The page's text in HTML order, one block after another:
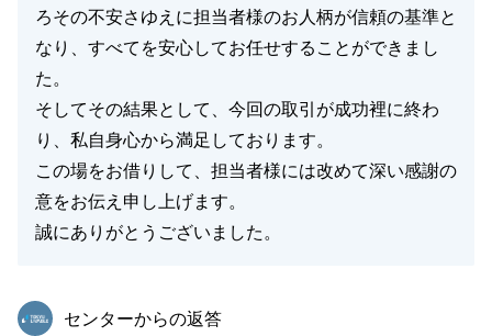
ろその不安さゆえに担当者様のお人柄が信頼の基準と
なり、すべてを安心してお任せすることができまし
た。
そしてその結果として、今回の取引が成功裡に終わ
り、私自身心から満足しております。
この場をお借りして、担当者様には改めて深い感謝の
意をお伝え申し上げます。
誠にありがとうございました。
東急リバブル
センターからの返答